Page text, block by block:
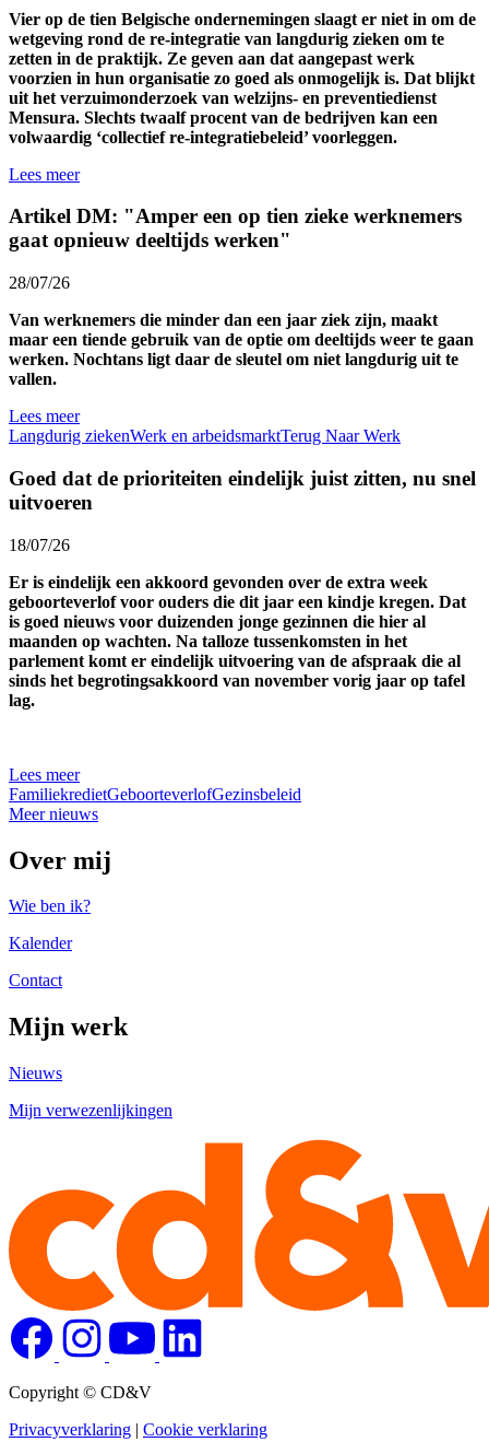
Vier op de tien Belgische ondernemingen slaagt er niet in om de
wetgeving rond de re-integratie van langdurig zieken om te
zetten in de praktijk. Ze geven aan dat aangepast werk
voorzien in hun organisatie zo goed als onmogelijk is. Dat blijkt
uit het verzuimonderzoek van welzijns- en preventiedienst
Mensura. Slechts twaalf procent van de bedrijven kan een
volwaardig ‘collectief re-integratiebeleid’ voorleggen.
Lees meer
Artikel DM: "Amper een op tien zieke werknemers
gaat opnieuw deeltijds werken"
28/07/26
Van werknemers die minder dan een jaar ziek zijn, maakt
maar een tiende gebruik van de optie om deeltijds weer te gaan
werken. Nochtans ligt daar de sleutel om niet langdurig uit te
vallen.
Lees meer
Langdurig ziekenWerk en arbeidsmarktTerug Naar Werk
Goed dat de prioriteiten eindelijk juist zitten, nu snel
uitvoeren
18/07/26
Er is eindelijk een akkoord gevonden over de extra week
geboorteverlof voor ouders die dit jaar een kindje kregen. Dat
is goed nieuws voor duizenden jonge gezinnen die hier al
maanden op wachten. Na talloze tussenkomsten in het
parlement komt er eindelijk uitvoering van de afspraak die al
sinds het begrotingsakkoord van november vorig jaar op tafel
lag.
Lees meer
FamiliekredietGeboorteverlofGezinsbeleid
Meer nieuws
Over mij
Wie ben ik?
Kalender
Contact
Mijn werk
Nieuws
Mijn verwezenlijkingen
Copyright © CD&V
Privacyverklaring | Cookie verklaring